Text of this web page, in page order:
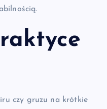
czy gruzu na krótkie